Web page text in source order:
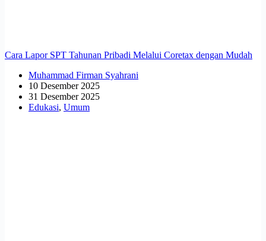
Cara Lapor SPT Tahunan Pribadi Melalui Coretax dengan Mudah
Muhammad Firman Syahrani
10 Desember 2025
31 Desember 2025
Edukasi, Umum